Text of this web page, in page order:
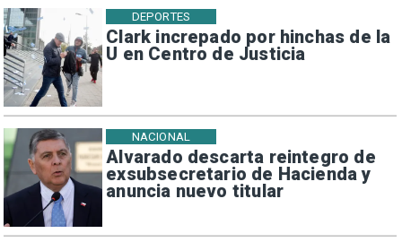
Clark increpado por hinchas de la
U en Centro de Justicia
DEPORTES
Alvarado descarta reintegro de
exsubsecretario de Hacienda y
anuncia nuevo titular
NACIONAL